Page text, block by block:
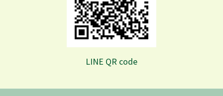
LINE QR code